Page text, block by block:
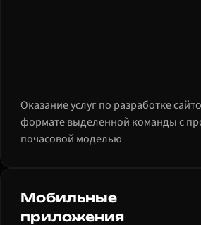
Оказание услуг по разработке
формате выделенной команды с
почасовой моделью
Мобильные
приложения